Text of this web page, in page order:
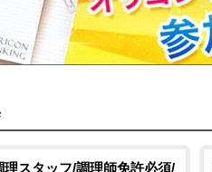
理スタッフ/調理師免許必須/